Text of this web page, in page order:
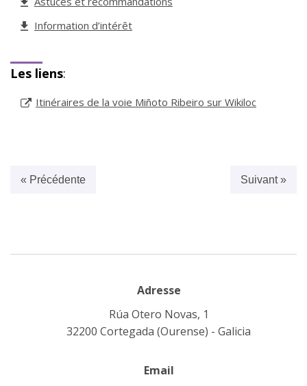
Information d’intérêt
Les liens:
Itinéraires de la voie Miñoto Ribeiro sur Wikiloc
Suivant »
« Précédente
Adresse
Rúa Otero Novas, 1
32200 Cortegada (Ourense) - Galicia
Email